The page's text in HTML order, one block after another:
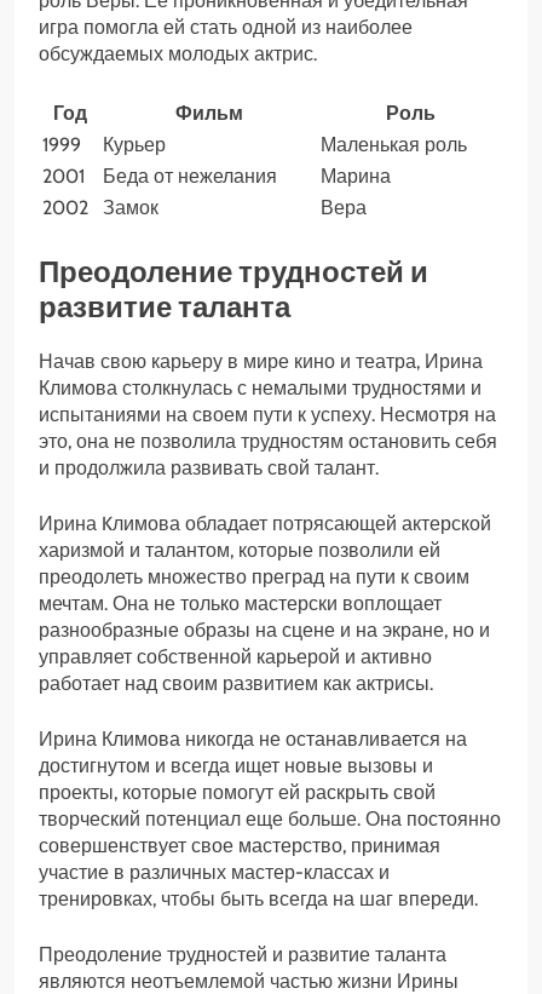
игра помогла ей стать одной из наиболее
обсуждаемых молодых актрис.
Год Фильм
Роль
1999
Курьер
Маленькая роль
2001
Беда от нежелания
Марина
2002
Замок Вера
Преодоление трудностей и
развитие таланта
Начав свою карьеру в мире кино и театра, Ирина
Климова столкнулась с немалыми трудностями и
испытаниями на своем пути к успеху. Несмотря на
это, она не позволила трудностям остановить себя
и продолжила развивать свой талант.
Ирина Kлимова обладает потрясающей актерской
харизмой и талантом, которые позволили ей
преодолеть множество преград на пути к своим
мечтам. Она не только мастерски воплощает
разнообразные образы на сцене и на экране, но и
управляет собственной карьерой и активно
работает над своим развитием как актрисы.
Ирина Климова никогда не останавливается на
достигнутом и всегда ищет новые вызовы и
проекты, которые помогут ей раскрыть свой
творческий потенциал еще больше. Она постоянно
совершенствует свое мастерство, принимая
участие в различных мастер-классах и
тренировках, чтобы быть всегда на шаг впереди.
Преодоление трудностей и развитие таланта
являются неотъемлемой частью жизни Ирины